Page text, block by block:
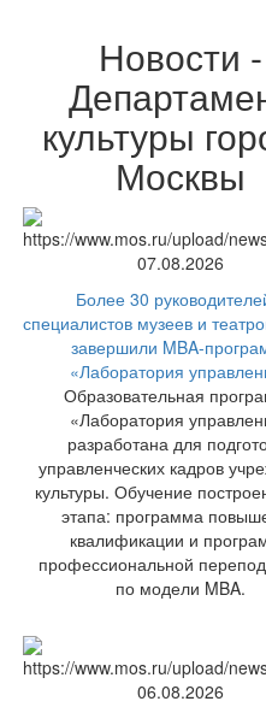
Новости -
культуры
Москвы
07.08.2026
Более 30
специалистов музеев и
завершили MBA-
«Лаборатория
Образовательная
«Лаборатория
разработана для
управленческих кадров
культуры. Обучение
этапа: программа
квалификации и
профессиональной
по модели MBA.
06.08.2026